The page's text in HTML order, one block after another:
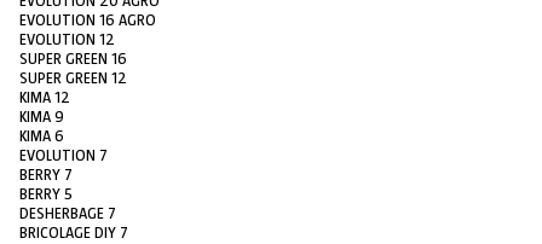
EVOLUTION 16 AGRO
EVOLUTION 12
SUPER GREEN 16
SUPER GREEN 12
KIMA 12
KIMA 9
KIMA 6
EVOLUTION 7
BERRY 7
BERRY 5
DESHERBAGE 7
BRICOLAGE DIY 7